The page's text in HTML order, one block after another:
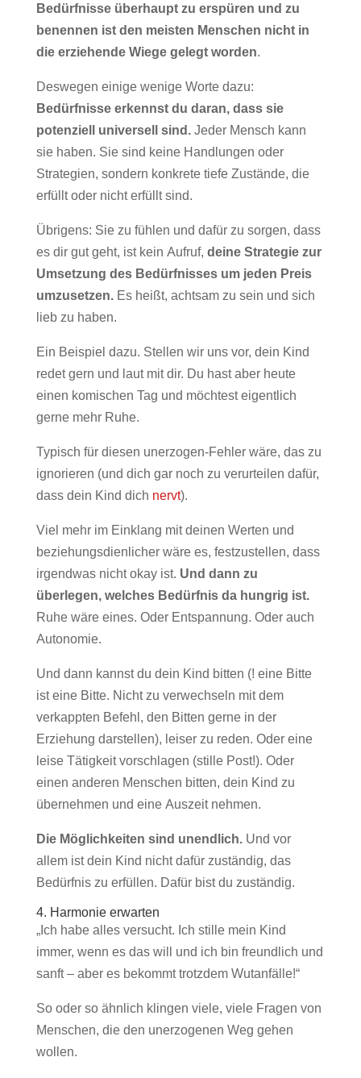
Bedürfnisse überhaupt zu erspüren und zu
benennen ist den meisten Menschen nicht in
die erziehende Wiege gelegt worden.
Deswegen einige wenige Worte dazu:
Bedürfnisse erkennst du daran, dass sie
potenziell universell sind.Jeder Mensch kann
sie haben. Sie sind keine Handlungen oder
Strategien, sondern konkrete tiefe Zustände, die
erfüllt oder nicht erfüllt sind.
Übrigens: Sie zu fühlen und dafür zu sorgen, dass
es dir gut geht, ist kein Aufruf, deine Strategie zur
Umsetzung des Bedürfnisses um jeden Preis
umzusetzen.Es heißt, achtsam zu sein und sich
lieb zu haben.
Ein Beispiel dazu. Stellen wir uns vor, dein Kind
redet gern und laut mit dir. Du hast aber heute
einen komischen Tag und möchtest eigentlich
gerne mehr Ruhe.
Typisch für diesen unerzogen-Fehler wäre, das zu
ignorieren (und dich gar noch zu verurteilen dafür,
dass dein Kind dich nervt).
Viel mehr im Einklang mit deinen Werten und
beziehungsdienlicher wäre es, festzustellen, dass
irgendwas nicht okay ist. Und dann zu
überlegen, welches Bedürfnis da hungrig ist.
Ruhe wäre eines. Oder Entspannung. Oder auch
Autonomie.
Und dann kannst du dein Kind bitten (! eine Bitte
ist eine Bitte. Nicht zu verwechseln mit dem
verkappten Befehl, den Bitten gerne in der
Erziehung darstellen), leiser zu reden. Oder eine
leise Tätigkeit vorschlagen (stille Post!). Oder
einen anderen Menschen bitten, dein Kind zu
übernehmen und eine Auszeit nehmen.
Die Möglichkeiten sind unendlich.Und vor
allem ist dein Kind nicht dafür zuständig, das
Bedürfnis zu erfüllen. Dafür bist du zuständig.
4. Harmonie erwarten
„Ich habe alles versucht. Ich stille mein Kind
immer, wenn es das will und ich bin freundlich und
sanft – aber es bekommt trotzdem Wutanfälle!“
So oder so ähnlich klingen viele, viele Fragen von
Menschen, die den unerzogenen Weg gehen
wollen.